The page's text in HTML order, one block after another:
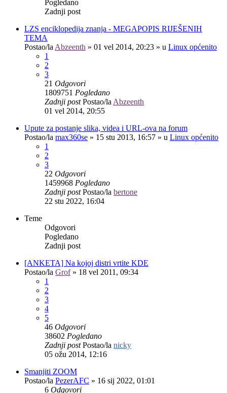
Pogledano
Zadnji post
LZS enciklopedija znanja - MEGAPOPIS RIJEŠENIH
TEMA
Postao/la Abzeenth » 01 vel 2014, 20:23 » u Linux općenito
1
2
3
21 Odgovori
1809751 Pogledano
Zadnji postPostao/la Abzeenth
01 vel 2014, 20:55
Upute za postanje slika, videa i URL-ova na forum
Postao/la max360se » 15 stu 2013, 16:57 » u Linux općenito
1
2
3
22 Odgovori
1459968 Pogledano
Zadnji postPostao/la bertone
22 stu 2022, 16:04
Teme
Odgovori
Pogledano
Zadnji post
[ANKETA] Na kojoj distri vrtite KDE
Postao/la Grof» 18 vel 2011, 09:34
1
2
3
4
5
46 Odgovori
38602 Pogledano
Zadnji postPostao/la nicky
05 ožu 2014, 12:16
Smanjiti ZOOM
Postao/la PezerAFC » 16 sij 2022, 01:01
6 Odgovori